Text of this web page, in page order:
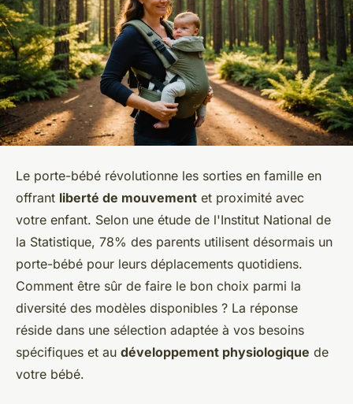
Le porte-bébé révolutionne les sorties en famille en
offrant liberté de mouvement et proximité avec
votre enfant. Selon une étude de l'Institut National de
la Statistique, 78% des parents utilisent désormais un
porte-bébé pour leurs déplacements quotidiens.
Comment être sûr de faire le bon choix parmi la
diversité des modèles disponibles ? La réponse
réside dans une sélection adaptée à vos besoins
spécifiques et au développement physiologique de
votre bébé.